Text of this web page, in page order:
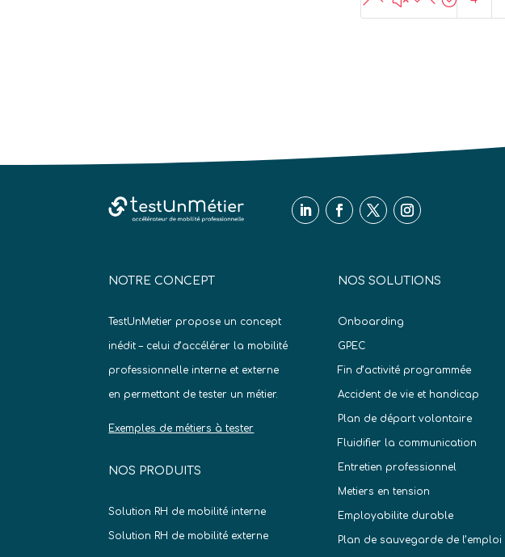
NOTRE CONCEPT
TestUnMetier propose un concept
inédit – celui d’accélérer la mobilité
professionnelle interne et externe
en permettant de tester un métier.
Exemples de métiers à tester
NOS PRODUITS
Solution RH de mobilité interne
Solution RH de mobilité externe
NOS SOLUTIONS
Onboarding
GPEC
Fin d’activité programmée
Accident de vie et handicap
Plan de départ volontaire
Fluidifier la communication
Entretien professionnel
Metiers en tension
Employabilite durable
Plan de sauvegarde de l’emploi